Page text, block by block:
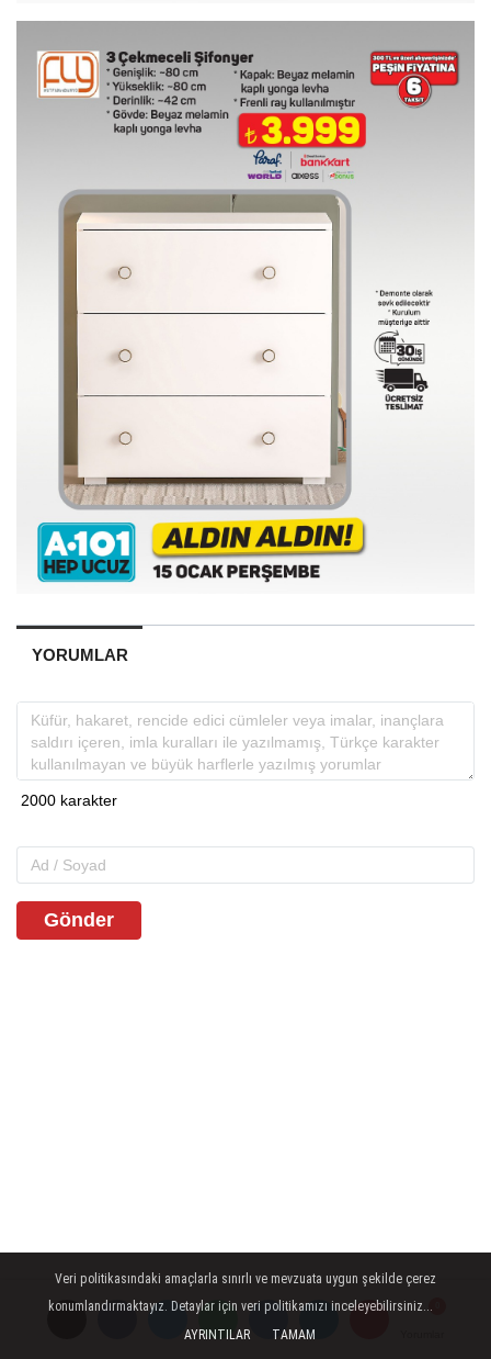
YORUMLAR
Gönder
İLGINIZI ÇEKEBILIR
Veri politikasındaki amaçlarla sınırlı ve mevzuata uygun şekilde çerez
konumlandırmaktayız. Detaylar için veri politikamızı inceleyebilirsiniz...
AYRINTILAR
TAMAM